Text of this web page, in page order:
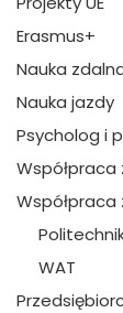
Erasmus+
Nauka
Nauka jazdy
Psycholog i
Współpraca
WAT